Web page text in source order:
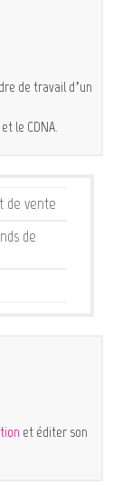
de travail d’un
le CDNA.
de vente
de
et éditer son